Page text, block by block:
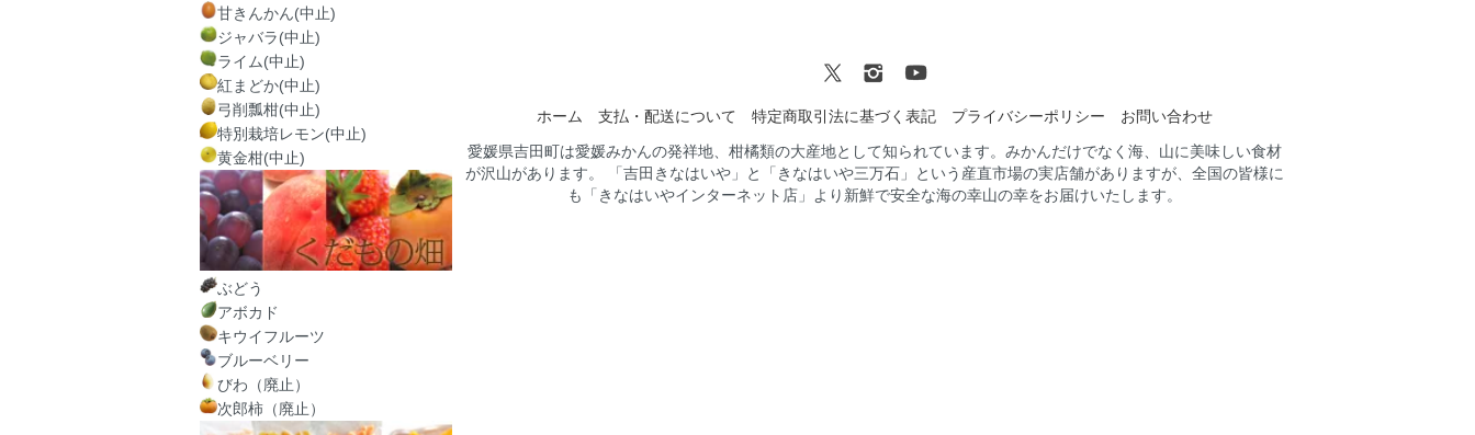
甘きんかん(中止)
ジャバラ(中止)
ライム(中止)
紅まどか(中止)
弓削瓢柑(中止)
特別栽培レモン(中止)
黄金柑(中止)
ぶどう
アボカド
キウイフルーツ
ブルーベリー
びわ（廃止）
次郎柿（廃止）
ホーム 支払・配送について 特定商取引法に基づく表記 プライバシーポリシー
お問い合わせ
愛媛県吉田町は愛媛みかんの発祥地、柑橘類の大産地として知られています。みかんだけでなく海、山に美味しい食材
が沢山があります。 「吉田きなはいや」と「きなはいや三万石」という産直市場の実店舗がありますが、全国の皆様に
も「きなはいやインターネット店」より新鮮で安全な海の幸山の幸をお届けいたします。